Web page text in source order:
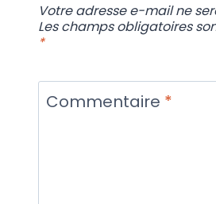
Votre adresse e-mail ne
Les champs obligatoires
*
Commentaire *